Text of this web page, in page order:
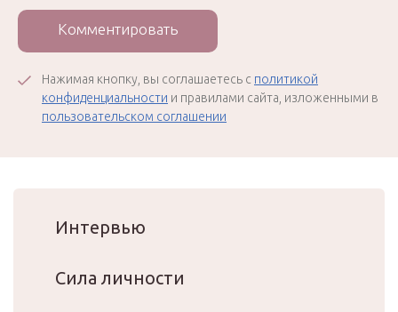
Комментировать
Нажимая кнопку, вы соглашаетесь с политикой
конфиденциальности и правилами сайта, изложенными в
пользовательском соглашении
Интервью
Сила личности